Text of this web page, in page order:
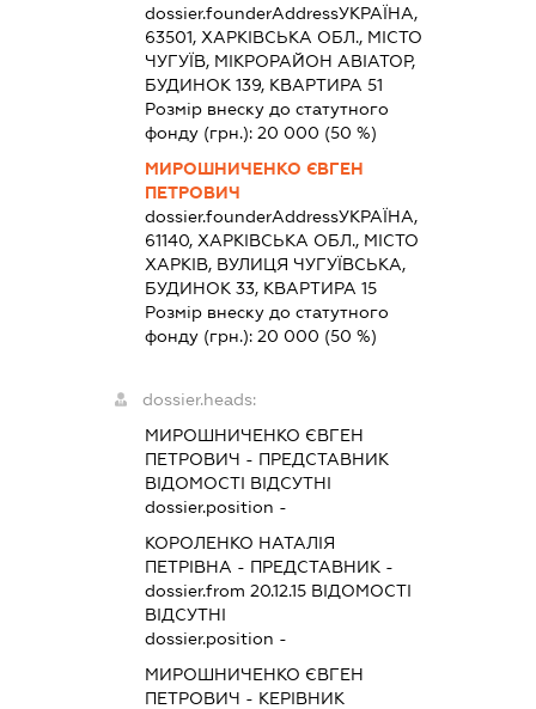
dossier.founderAddressУКРАЇНА,
63501, ХАРКІВСЬКА ОБЛ., МІСТО
ЧУГУЇВ, МІКРОРАЙОН АВІАТОР,
БУДИНОК 139, КВАРТИРА 51
Розмір внеску до статутного
фонду (грн.):20 000 (50 %)
МИРОШНИЧЕНКО ЄВГЕН
ПЕТРОВИЧ
dossier.founderAddressУКРАЇНА,
61140, ХАРКІВСЬКА ОБЛ., МІСТО
ХАРКІВ, ВУЛИЦЯ ЧУГУЇВСЬКА,
БУДИНОК 33, КВАРТИРА 15
Розмір внеску до статутного
фонду (грн.):20 000 (50 %)
dossier.heads:
МИРОШНИЧЕНКО ЄВГЕН
ПЕТРОВИЧ - ПРЕДСТАВНИК
ВІДОМОСТІ ВІДСУТНІ
dossier.position -
КОРОЛЕНКО НАТАЛІЯ
ПЕТРІВНА - ПРЕДСТАВНИК -
dossier.from 20.12.15 ВІДОМОСТІ
ВІДСУТНІ
dossier.position -
МИРОШНИЧЕНКО ЄВГЕН
ПЕТРОВИЧ - КЕРІВНИК